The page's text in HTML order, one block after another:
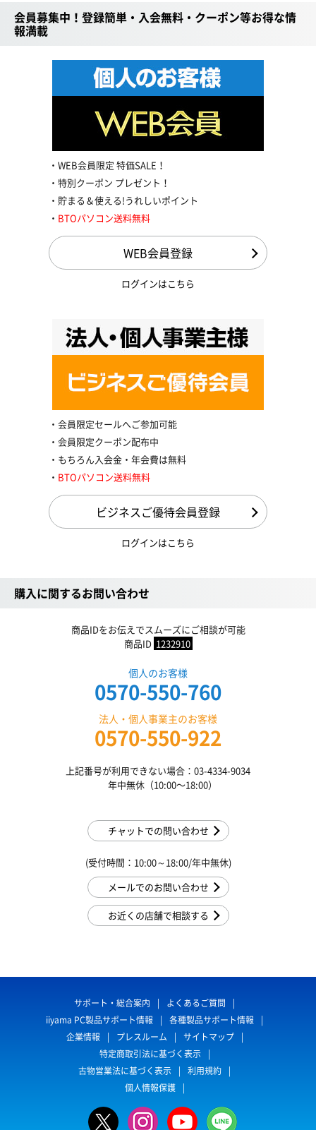
会員募集中！登録簡単・入会無料・クーポン等お得な情
報満載
WEB会員限定 特価SALE！
特別クーポン プレゼント！
貯まる＆使える!うれしいポイント
BTOパソコン送料無料
WEB会員登録
ログインはこちら
会員限定セールへご参加可能
会員限定クーポン配布中
もちろん入会金・年会費は無料
BTOパソコン送料無料
ビジネスご優待会員登録
ログインはこちら
購入に関するお問い合わせ
商品IDをお伝えでスムーズにご相談が可能
商品ID 1232910
個人のお客様
0570-550-760
法人・個人事業主のお客様
0570-550-922
上記番号が利用できない場合：03-4334-9034
年中無休（10:00〜18:00）
チャットでの問い合わせ
(受付時間：10:00～18:00/年中無休)
メールでのお問い合わせ
お近くの店舗で相談する
サポート・総合案内
よくあるご質問
iiyama PC製品サポート情報
各種製品サポート情報
企業情報
プレスルーム
サイトマップ
特定商取引法に基づく表示
古物営業法に基づく表示
利用規約
個人情報保護